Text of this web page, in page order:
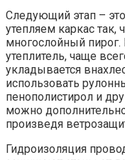
Следующий этап –
утепляем каркас так,
многослойный пирог.
утеплитель, чаще
укладывается
использовать
пенополистирол и
можно
произведя
Гидроизоляция